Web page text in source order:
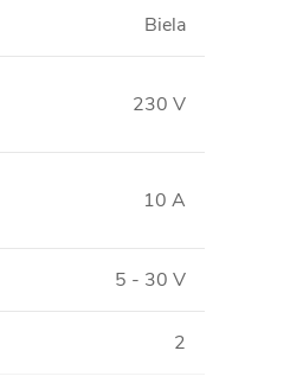
Biela
230 V
10 A
5 - 30 V
2